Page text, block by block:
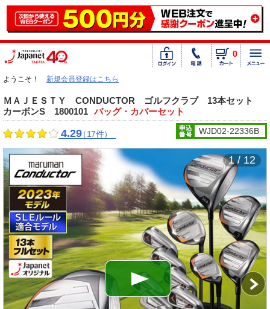
0
ようこそ！ 新規会員登録はこちら
ＭＡＪＥＳＴＹ CONDUCTOR ゴルフクラブ 13本セット
カーボンS 1800101 バッグ・カバーセット
4.29（17件） WJD02-22336B
1 / 12